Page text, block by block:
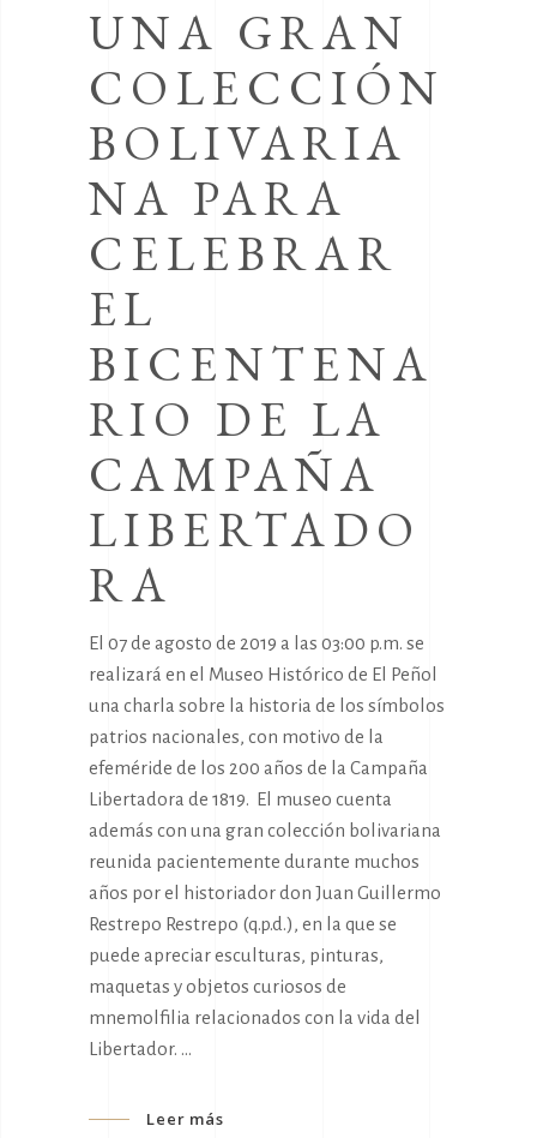
UNA GRAN
COLECCIÓN
BOLIVARIA
NA PARA
CELEBRAR
EL
BICENTENA
RIO DE LA
CAMPAÑA
LIBERTADO
RA
El 07 de agosto de 2019 a las 03:00 p.m. se
realizará en el Museo Histórico de El Peñol
una charla sobre la historia de los símbolos
patrios nacionales, con motivo de la
efeméride de los 200 años de la Campaña
Libertadora de 1819. El museo cuenta
además con una gran colección bolivariana
reunida pacientemente durante muchos
años por el historiador don Juan Guillermo
Restrepo Restrepo (q.p.d.), en la que se
puede apreciar esculturas, pinturas,
maquetas y objetos curiosos de
mnemolfilia relacionados con la vida del
Libertador.
Leer más